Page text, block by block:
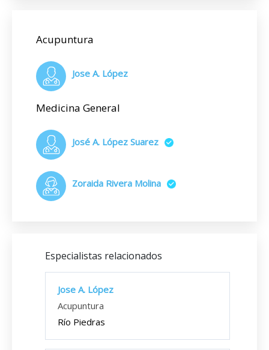
Acupuntura
Jose A. López
Medicina General
José A. López Suarez
Zoraida Rivera Molina
Especialistas relacionados
Jose A. López
Acupuntura
Río Piedras